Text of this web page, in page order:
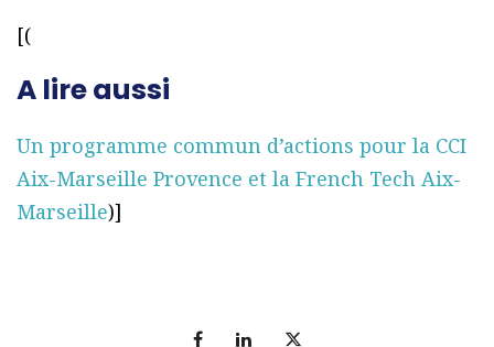
[(
A lire aussi
Un programme commun d’actions pour la CCI
Aix-Marseille Provence et la French Tech Aix-
Marseille)]